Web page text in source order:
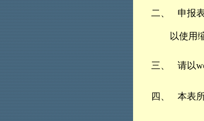
二、 申报
以使用
三、 请以
四、 本表